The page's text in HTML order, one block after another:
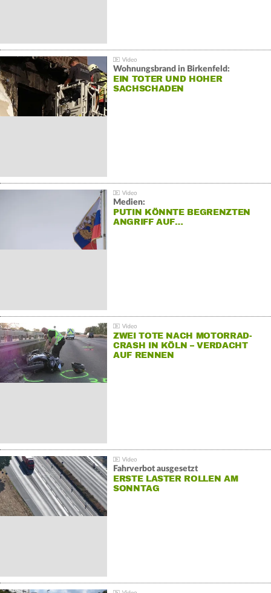
Wohnungsbrand in Birkenfeld:
EIN TOTER UND HOHER
SACHSCHADEN
Medien:
PUTIN KÖNNTE BEGRENZTEN
ANGRIFF AUF…
ZWEI TOTE NACH MOTORRAD-
CRASH IN KÖLN – VERDACHT
AUF RENNEN
Fahrverbot ausgesetzt
ERSTE LASTER ROLLEN AM
SONNTAG